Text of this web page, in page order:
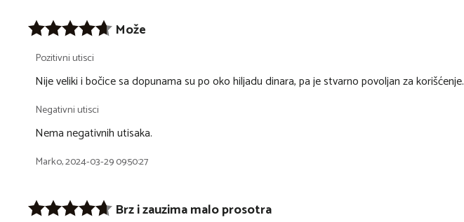
Može
Pozitivni utisci
Nije veliki i bočice sa dopunama su po oko hiljadu dinara, pa je stvarno povoljan za korišćenje.
Negativni utisci
Nema negativnih utisaka.
Marko, 2024-03-29 09:50:27
Brz i zauzima malo prosotra